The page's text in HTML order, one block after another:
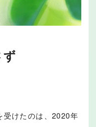
ず
受けたのは、2020年